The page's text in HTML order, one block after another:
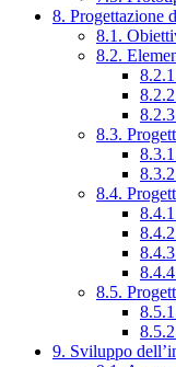
8. Progettazione
8.1.
8.2.
8.3.
8.4.
8.5.
9. Sviluppo